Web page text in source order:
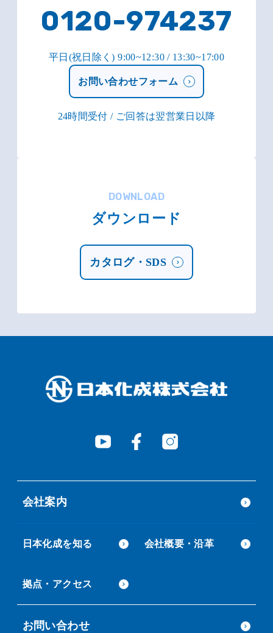
0120-974237
平日(祝日除く) 9:00~12:30 / 13:30~17:00
お問い合わせフォーム
24時間受付 / ご回答は翌営業日以降
DOWNLOAD
ダウンロード
カタログ・SDS
会社案内
日本化成を知る 会社概要・沿革
拠点・アクセス
お問い合わせ